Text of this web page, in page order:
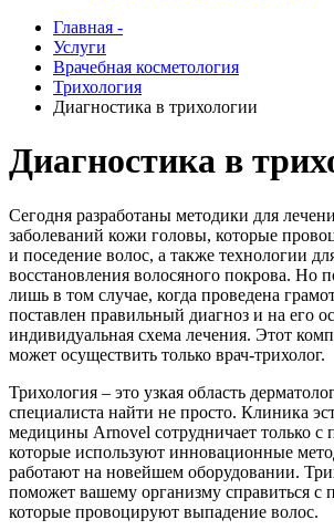
Главная -
Услуги
Врачебная косметология
Трихология
Диагностика в трихологии
Диагностика в
Сегодня разработаны методики для
заболеваний кожи головы, которые
и поседение волос, а также технологии
восстановления волосяного покрова. Но
лишь в том случае, когда проведена
поставлен правильный диагноз и на его
индивидуальная схема лечения. Этот
может осуществить только врач-трихолог.
Трихология – это узкая область
специалиста найти не просто. Клиника
медицины Arnovel сотрудничает только с
которые используют инновационные
работают на новейшем оборудовании.
поможет вашему организму справиться с
которые провоцируют выпадение волос.